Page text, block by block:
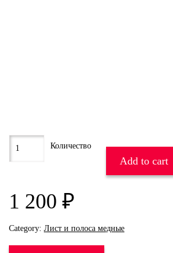
1 200 ₽
Add to cart
Category: Лист и полоса медные